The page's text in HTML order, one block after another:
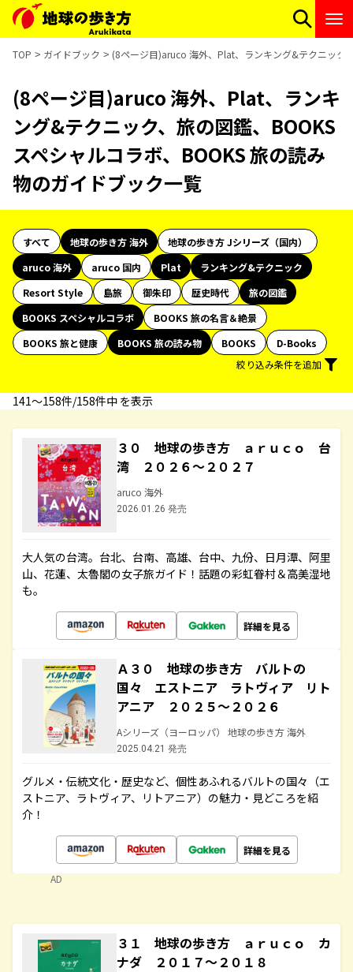
TOP ガイドブック (8ページ目)aruco 海外、Plat、ランキング&テクニック
(8ページ目)aruco 海外、Plat、ランキ
ング&テクニック、旅の図鑑、BOOKS
スペシャルコラボ、BOOKS 旅の読み
物のガイドブック一覧
すべて 地球の歩き方 海外
地球の歩き方 Jシリーズ（国内）
aruco 海外
aruco 国内 Plat
ランキング&テクニック
Resort Style
島旅 御朱印 歴史時代
旅の図鑑
BOOKS スペシャルコラボ
BOOKS 旅の名言＆絶景
BOOKS 旅と健康
BOOKS 旅の読み物 BOOKS
D-Books
絞り込み条件を追加
141〜158件/158件中 を表示
３０ 地球の歩き方 ａｒｕｃｏ 台
湾 ２０２６～２０２７
aruco 海外
2026.01.26 発売
大人気の台湾。台北、台南、高雄、台中、九份、日月潭、阿里
山、花蓮、太魯閣の女子旅ガイド！話題の彩虹眷村＆高美湿地
も。
詳細を見る
Ａ３０ 地球の歩き方 バルトの
国々 エストニア ラトヴィア リト
アニア ２０２５～２０２６
Aシリーズ（ヨーロッパ） 地球の歩き方 海外
2025.04.21 発売
グルメ・伝統文化・歴史など、個性あふれるバルトの国々（エ
ストニア、ラトヴィア、リトアニア）の魅力・見どころを紹
介！
詳細を見る
AD
３１ 地球の歩き方 ａｒｕｃｏ カ
ナダ ２０１７～２０１８